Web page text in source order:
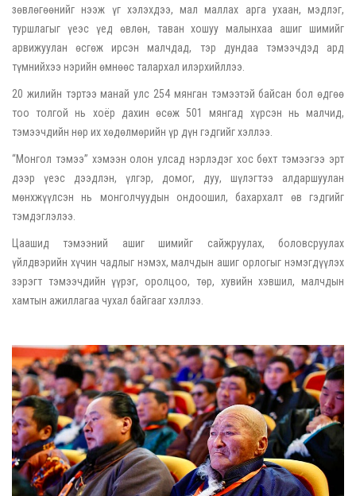
зөвлөгөөнийг нээж үг хэлэхдээ, мал маллах арга ухаан, мэдлэг,
туршлагыг үеэс үед өвлөн, таван хошуу малынхаа ашиг шимийг
арвижуулан өсгөж ирсэн малчдад, тэр дундаа тэмээчдэд ард
түмнийхээ нэрийн өмнөөс талархал илэрхийллээ.
20 жилийн тэртээ манай улс 254 мянган тэмээтэй байсан бол өдгөө
тоо толгой нь хоёр дахин өсөж 501 мянгад хүрсэн нь малчид,
тэмээчдийн нөр их хөдөлмөрийн үр дүн гэдгийг хэллээ.
“Монгол тэмээ” хэмээн олон улсад нэрлэдэг хос бөхт тэмээгээ эрт
дээр үеэс дээдлэн, үлгэр, домог, дуу, шүлэгтээ алдаршуулан
мөнхжүүлсэн нь монголчуудын ондоошил, бахархалт өв гэдгийг
тэмдэглэлээ.
Цаашид тэмээний ашиг шимийг сайжруулах, боловсруулах
үйлдвэрийн хүчин чадлыг нэмэх, малчдын ашиг орлогыг нэмэгдүүлэх
зэрэгт тэмээчдийн үүрэг, оролцоо, төр, хувийн хэвшил, малчдын
хамтын ажиллагаа чухал байгааг хэллээ.